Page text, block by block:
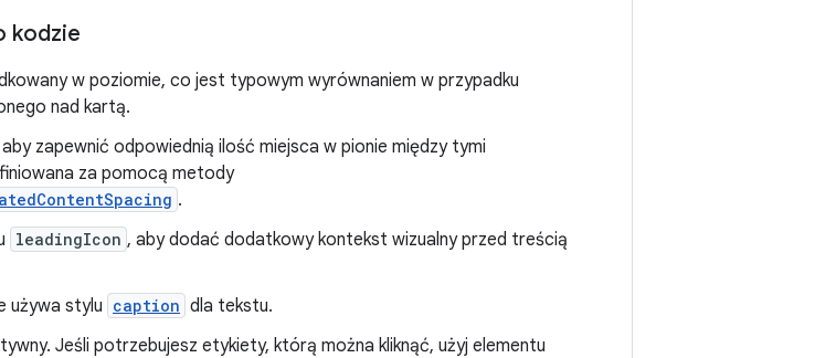
kodzie
w poziomie, co jest typowym wyrównaniem w przypadku
nad kartą.
zapewnić odpowiednią ilość miejsca w pionie między tymi
za pomocą metody
.
leadingIcon , aby dodać dodatkowy kontekst wizualny przed treścią
używa stylu caption dla tekstu.
Jeśli potrzebujesz etykiety, którą można kliknąć, użyj elementu